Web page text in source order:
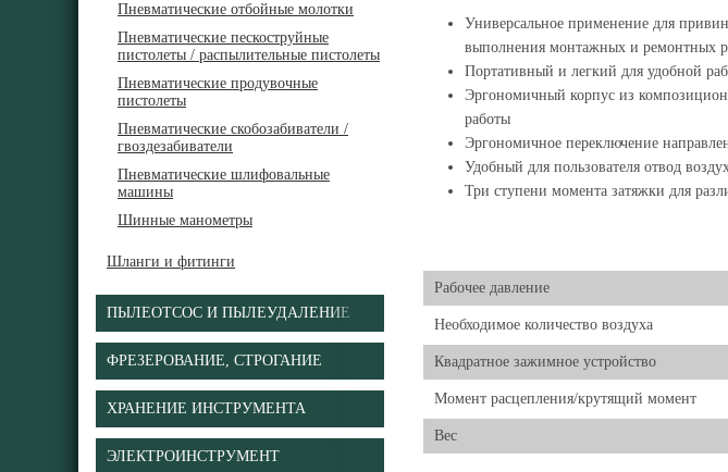
Пневматические отбойные молотки
Пневматические пескоструйные
пистолеты / распылительные пистолеты
Пневматические продувочные
пистолеты
Пневматические скобозабиватели /
гвоздезабиватели
Пневматические шлифовальные
машины
Шинные манометры
Шланги и фитинги
ПЫЛЕОТСОС И ПЫЛЕУДАЛЕНИЕ
ФРЕЗЕРОВАНИЕ, СТРОГАНИЕ
ХРАНЕНИЕ ИНСТРУМЕНТА
ЭЛЕКТРОИНСТРУМЕНТ
Универсальное применение для
выполнения монтажных и ремонтных
Портативный и легкий для удобной
Эргономичный корпус из
работы
Эргономичное переключение
Удобный для пользователя отвод
Три ступени момента затяжки для
Рабочее давление
Необходимое количество воздуха
Квадратное зажимное устройство
Момент расцепления/крутящий момент
Вес